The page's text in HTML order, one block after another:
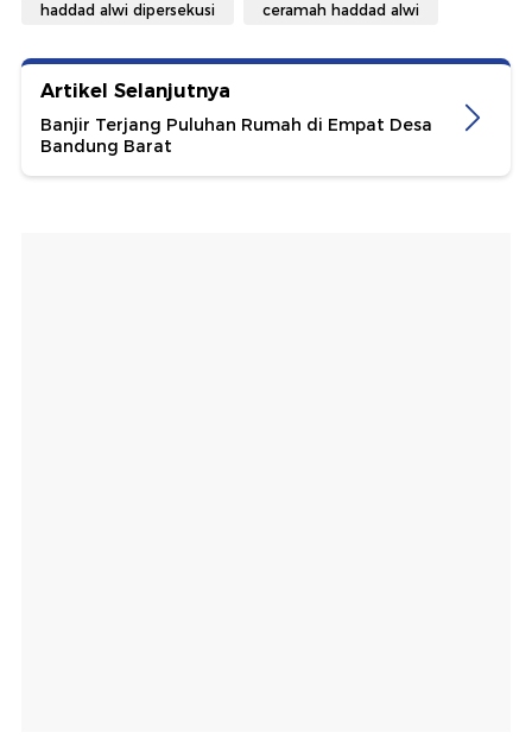
haddad alwi dipersekusi ceramah haddad alwi
Artikel Selanjutnya
Banjir Terjang Puluhan Rumah di Empat Desa
Bandung Barat